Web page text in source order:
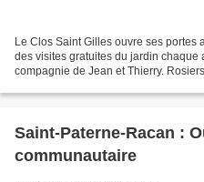
Le Clos Saint Gilles ouvre ses
des visites gratuites du jardin chaque
compagnie de Jean et Thierry.
Saint-Paterne-Racan :
communautaire